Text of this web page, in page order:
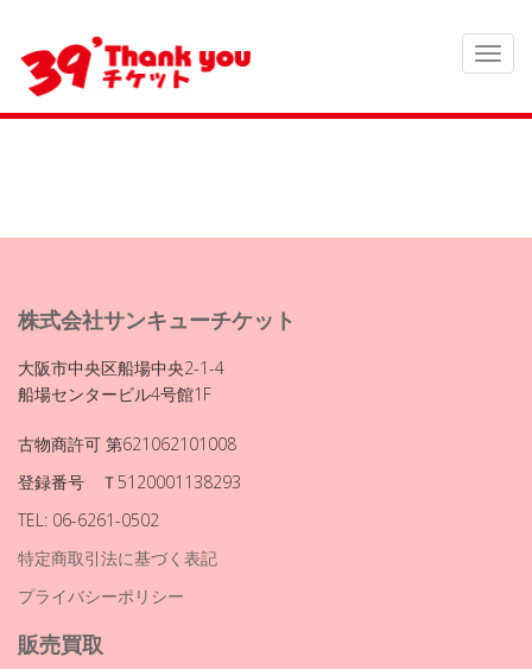
株式会社サンキューチケット
大阪市中央区船場中央2-1-4
船場センタービル4号館1F
古物商許可 第621062101008
登録番号 Ｔ5120001138293
TEL: 06-6261-0502
特定商取引法に基づく表記
プライバシーポリシー
販売買取